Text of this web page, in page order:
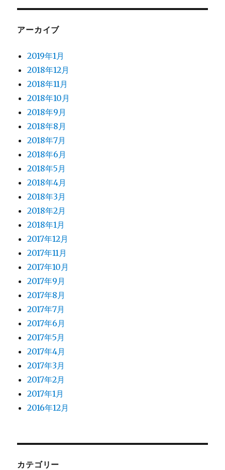
アーカイブ
2019年1月
2018年12月
2018年11月
2018年10月
2018年9月
2018年8月
2018年7月
2018年6月
2018年5月
2018年4月
2018年3月
2018年2月
2018年1月
2017年12月
2017年11月
2017年10月
2017年9月
2017年8月
2017年7月
2017年6月
2017年5月
2017年4月
2017年3月
2017年2月
2017年1月
2016年12月
カテゴリー